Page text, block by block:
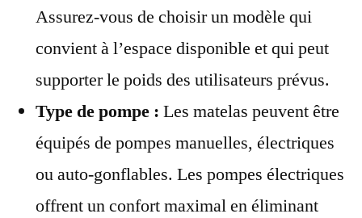
Assurez-vous de choisir un modèle qui
convient à l’espace disponible et qui peut
supporter le poids des utilisateurs prévus.
Type de pompe : Les matelas peuvent être
équipés de pompes manuelles, électriques
ou auto-gonflables. Les pompes électriques
offrent un confort maximal en éliminant